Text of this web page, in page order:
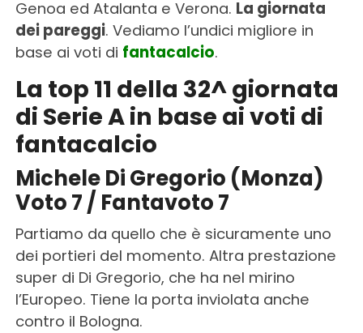
Genoa ed Atalanta e Verona. La giornata
dei pareggi. Vediamo l’undici migliore in
base ai voti di fantacalcio.
La top 11 della 32^ giornata
di Serie A in base ai voti di
fantacalcio
Michele Di Gregorio (Monza)
Voto 7 / Fantavoto 7
Partiamo da quello che è sicuramente uno
dei portieri del momento. Altra prestazione
super di Di Gregorio, che ha nel mirino
l’Europeo. Tiene la porta inviolata anche
contro il Bologna.